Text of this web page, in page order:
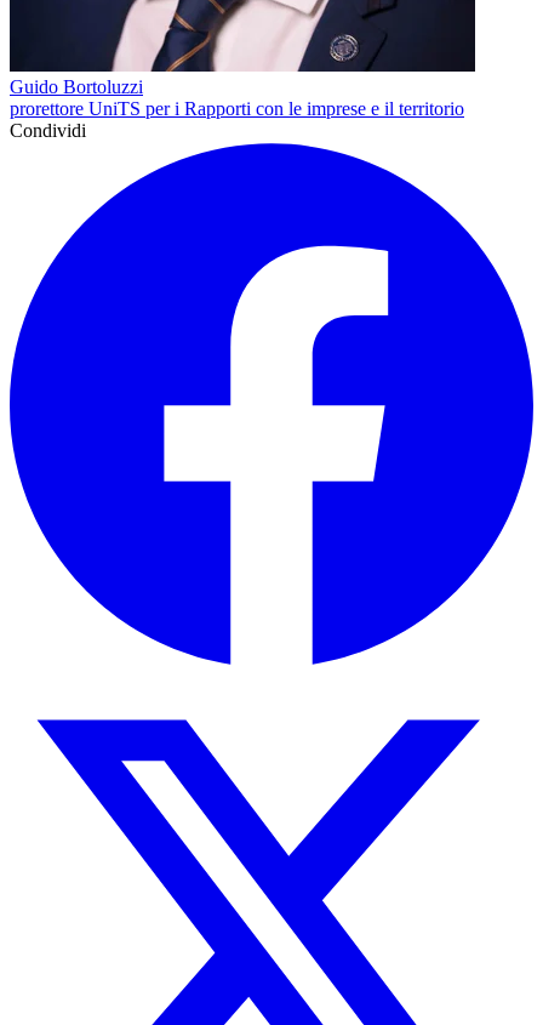
Guido Bortoluzzi
prorettore UniTS per i Rapporti con le imprese e il territorio
Condividi